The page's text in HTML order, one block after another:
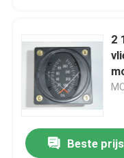
2
Beste prijs